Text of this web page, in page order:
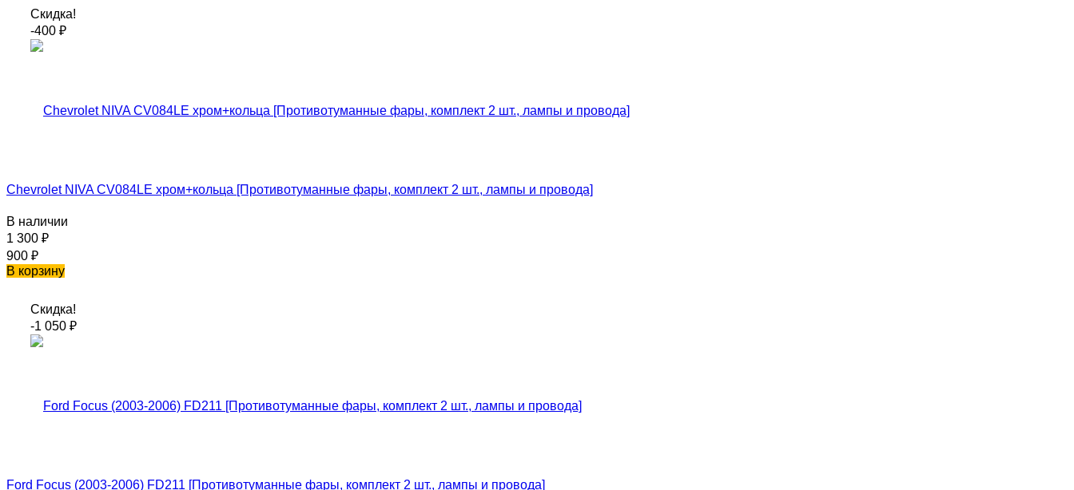
Скидка!
-400 ₽
Chevrolet NIVA CV084LE хром+кольца [Противотуманные фары, комплект 2 шт., лампы и провода]
В наличии
1 300 ₽
900 ₽
В корзину
Скидка!
-1 050 ₽
Ford Focus (2003-2006) FD211 [Противотуманные фары, комплект 2 шт., лампы и провода]